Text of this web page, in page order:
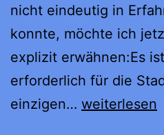
nicht eindeutig in
konnte, möchte ich
explizit erwähnen:Es
erforderlich für die
einzigen… Ich
weiterlesen